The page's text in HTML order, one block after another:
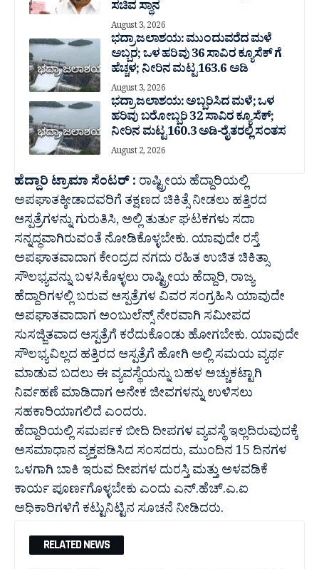
ಸಚಿವ ಸ್ಥಾನ
August 3, 2026
ಭದ್ರಾ ಜಲಾಶಯ: ಮುಂದುವರೆದ ಮಳೆ
ಅಬ್ಬರ; ಒಳ ಹರಿವು 36 ಸಾವಿರ‌ ಕ್ಯೂಸೆಕ್ ಗೆ
ಹೆಚ್ಚಳ; ನೀರಿನ ಮಟ್ಟ 163.6 ಅಡಿ
August 3, 2026
ಭದ್ರಾ ಜಲಾಶಯ: ಅಬ್ಬರಿಸಿದ ಮಳೆ; ಒಳ
ಹರಿವು ಬರೋಬ್ಬರಿ 32 ಸಾವಿರ‌ ಕ್ಯೂಸೆಕ್;
ನೀರಿನ ಮಟ್ಟ 160.3 ಅಡಿ-ರೈತರಲ್ಲಿ ಸಂತಸ
August 2, 2026
ಹೆದ್ದಾರಿ ಟ್ರಾಮಾ ಸೆಂಟರ್ : ರಾಷ್ಟ್ರೀಯ ಹೆದ್ದಾರಿಯಲ್ಲಿ
ಅಪಘಾತಕ್ಕೀಡಾದವರಿಗೆ ತಕ್ಷಣದ ಚಿಕಿತ್ಸೆ ನೀಡಲು ಹತ್ತಿರದ
ಆಸ್ಪತ್ರೆಗಳನ್ನು ಗುರುತಿಸಿ, ಅಲ್ಲಿ ತುರ್ತು ಘಟಕಗಳು ಸದಾ
ಸನ್ನದ್ಧವಾಗಿರುವಂತೆ ನೋಡಿಕೊಳ್ಳಬೇಕು. ಯಾವುದೇ ರಸ್ತೆ
ಅಪಘಾತವಾದಾಗ ಕೇಂದ್ರದ ನಗದು ರಹಿತ ಉಚಿತ ಚಿಕಿತ್ಸಾ
ಸೌಲಭ್ಯವನ್ನು ಬಳಸಿಕೊಳ್ಳಲು ರಾಷ್ಟ್ರೀಯ ಹೆದ್ದಾರಿ, ರಾಜ್ಯ
ಹೆದ್ದಾರಿಗಳಲ್ಲಿ ಬರುವ ಆಸ್ಪತ್ರೆಗಳ ವಿವರ ಸಂಗ್ರಹಿಸಿ ಯಾವುದೇ
ಅಪಘಾತವಾದಾಗ ಅಂಬುಲೆನ್ಸ್ ನೇರವಾಗಿ ಸಮೀಪದ
ಸುಸಜ್ಜಿತವಾದ ಆಸ್ಪತ್ರೆಗೆ ಕರೆದುಕೊಂಡು ಹೋಗಬೇಕು. ಯಾವುದೇ
ಸೌಲಭ್ಯವಿಲ್ಲದ ಹತ್ತಿರದ ಆಸ್ಪತ್ರೆಗೆ ಹೋಗಿ ಅಲ್ಲಿ ಸಮಯ ವ್ಯರ್ಥ
ಮಾಡುವ ಬದಲು ಈ ವ್ಯವಸ್ಥೆಯನ್ನು ಬಹಳ ಅಚ್ಚುಕಟ್ಟಾಗಿ
ನಿರ್ವಹಣೆ ಮಾಡಿದಾಗ ಅನೇಕ ಜೀವಗಳನ್ನು ಉಳಿಸಲು
ಸಹಕಾರಿಯಾಗಲಿದೆ ಎಂದರು.
ಹೆದ್ದಾರಿಯಲ್ಲಿ ಸಮರ್ಪಕ ಬೀದಿ ದೀಪಗಳ ವ್ಯವಸ್ಥೆ ಇಲ್ಲದಿರುವುದಕ್ಕೆ
ಅಸಮಾಧಾನ ವ್ಯಕ್ತಪಡಿಸಿದ ಸಂಸದರು, ಮುಂದಿನ 15 ದಿನಗಳ
ಒಳಗಾಗಿ ಬಾಕಿ ಇರುವ ದೀಪಗಳ ದುರಸ್ತಿ ಮತ್ತು ಅಳವಡಿಕೆ
ಕಾರ್ಯ ಪೂರ್ಣಗೊಳ್ಳಬೇಕು ಎಂದು ಎನ್.ಹೆಚ್.ಎ.ಐ
ಅಧಿಕಾರಿಗಳಿಗೆ ಕಟ್ಟುನಿಟ್ಟಿನ ಸೂಚನೆ ನೀಡಿದರು.
RELATED NEWS